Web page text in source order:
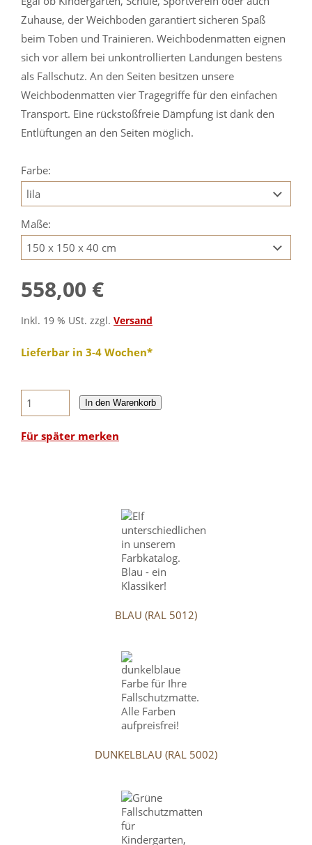
Zuhause, der Weichboden garantiert sicheren Spaß
beim Toben und Trainieren. Weichbodenmatten eignen
sich vor allem bei unkontrollierten Landungen bestens
als Fallschutz. An den Seiten besitzen unsere
Weichbodenmatten vier Tragegriffe für den einfachen
Transport. Eine rückstoßfreie Dämpfung ist dank den
Entlüftungen an den Seiten möglich.
Farbe:
Maße:
558,00 €
Inkl. 19 % USt. zzgl. Versand
Lieferbar in 3-4 Wochen*
In den Warenkorb
Für später merken
BLAU (RAL 5012)
DUNKELBLAU (RAL 5002)